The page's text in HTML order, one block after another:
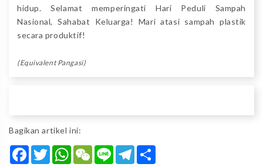
hidup. Selamat memperingati Hari Peduli Sampah
Nasional, Sahabat Keluarga! Mari atasi sampah plastik
secara produktif!
(Equivalent Pangasi)
Bagikan artikel ini:
FacebookTwitterWhatsApp
WeChat
Line Telegram